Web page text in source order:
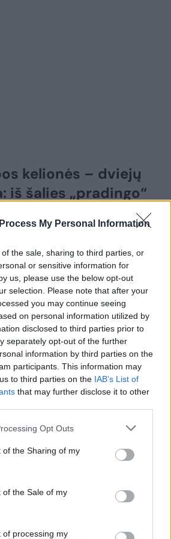
My Personal Information
the sale, sharing to third parties, or
or sensitive information for
us, please use the below opt-out
selection. Please note that after your
you may continue seeing
on personal information utilized by
disclosed to third parties prior to
separately opt-out of the further
information by third parties on the
participants. This information may
to third parties on the IAB’s List of
that may further disclose it to other
Opt Outs
of the Sharing of my
of the Sale of my
of processing my
kelionės – dviejų
iš šalies „pradingo“
prezidentas
Paulas Biya,
šiuo metu pareigas
vadovu pasaulyje, jau
išvykęs iš šalies. Tai
dėl 93 metų lyderio